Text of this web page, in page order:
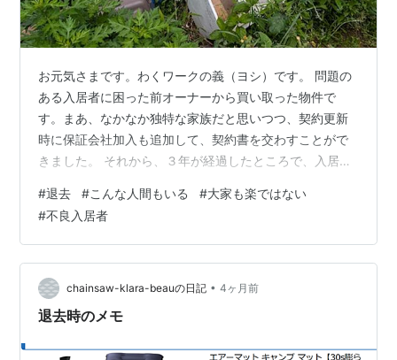
お元気さまです。わくワークの義（ヨシ）です。 問題の
ある入居者に困った前オーナーから買い取った物件で
す。まあ、なかなか独特な家族だと思いつつ、契約更新
時に保証会社加入も追加して、契約書を交わすことがで
きました。 それから、３年が経過したところで、入居者
居者に渡してしまっているので、退去前に鍵をひとつ預
かりたいと思い伺うと、既に引越しは済ませている雰囲
気でした。 善管注意義務には、庭の雑草の除草や清掃も
入っているはずですが、守られていない様子です。 駐車
場に自転車が１台、門の裏にキックボードが１台ありま
した。 家の周りを見ていくと・・・ 洗濯機…
#退去 #こんな人間もいる #大家も楽ではない
#不良入居者
chainsaw-klara-beauの日記 • 4ヶ月前
退去時のメモ